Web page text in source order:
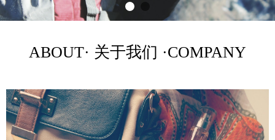
ABOUT· 关于我们 ·COMPANY